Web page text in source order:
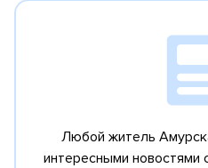
Любой житель
интересными новостями